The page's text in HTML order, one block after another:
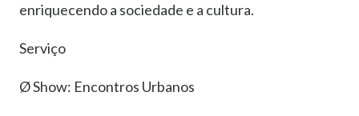
enriquecendo a sociedade e a cultura.
Serviço
Ø Show: Encontros Urbanos